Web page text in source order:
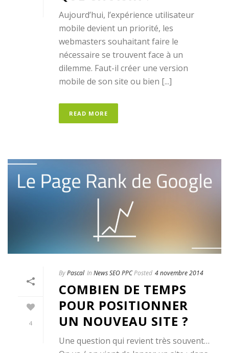
Aujourd’hui, l’expérience utilisateur
mobile devient un priorité, les
webmasters souhaitant faire le
nécessaire se trouvent face à un
dilemme. Faut-il créer une version
mobile de son site ou bien [...]
READ MORE
4
ByPascal In News SEO PPCPosted 4 novembre 2014
COMBIEN DE TEMPS
POUR POSITIONNER
UN NOUVEAU SITE ?
Une question qui revient très souvent…